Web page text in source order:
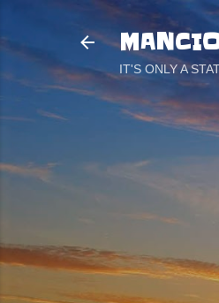
IT'S ONLY A